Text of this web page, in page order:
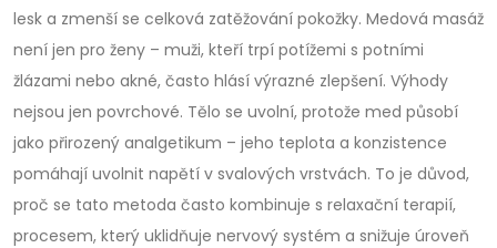
lesk a zmenší se celková zatěžování pokožky. Medová masáž
není jen pro ženy – muži, kteří trpí potížemi s potními
žlázami nebo akné, často hlásí výrazné zlepšení. Výhody
nejsou jen povrchové. Tělo se uvolní, protože med působí
jako přirozený analgetikum – jeho teplota a konzistence
pomáhají uvolnit napětí v svalových vrstvách. To je důvod,
proč se tato metoda často kombinuje s relaxační terapií,
procesem, který uklidňuje nervový systém a snižuje úroveň